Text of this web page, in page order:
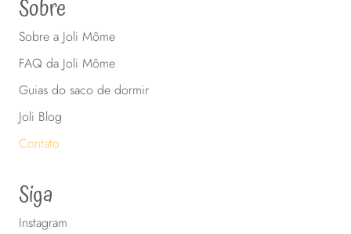
Sobre
Sobre a Joli Môme
FAQ da Joli Môme
Guias do saco de dormir
Joli Blog
Contato
Siga
Instagram